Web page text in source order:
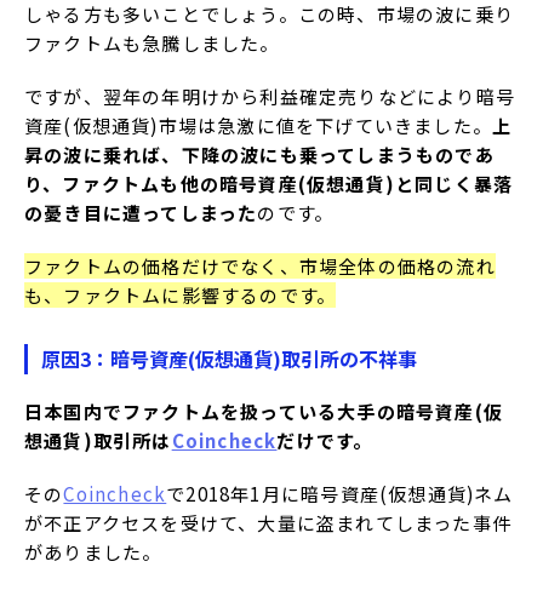
しゃる方も多いことでしょう。この時、市場の波に乗り
ファクトムも急騰しました。
ですが、翌年の年明けから利益確定売りなどにより暗号
資産(仮想通貨)市場は急激に値を下げていきました。上
昇の波に乗れば、下降の波にも乗ってしまうものであ
り、ファクトムも他の暗号資産(仮想通貨)と同じく暴落
の憂き目に遭ってしまったのです。
ファクトムの価格だけでなく、市場全体の価格の流れ
も、ファクトムに影響するのです。
原因3：暗号資産(仮想通貨)取引所の不祥事
日本国内でファクトムを扱っている大手の暗号資産(仮
想通貨)取引所はCoincheckだけです。
そのCoincheckで2018年1月に暗号資産(仮想通貨)ネム
が不正アクセスを受けて、大量に盗まれてしまった事件
がありました。